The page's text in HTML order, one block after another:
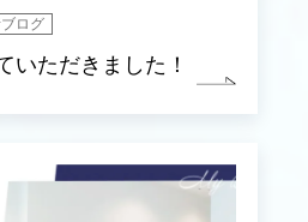
ログ
いただきました！